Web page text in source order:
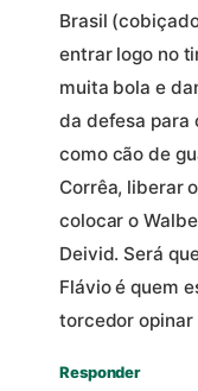
Brasil
entrar logo no
muita bola e
da defesa para
como cão de
Corrêa, liberar
colocar o
Deivid. Será
Flávio é quem
torcedor opinar
Responder